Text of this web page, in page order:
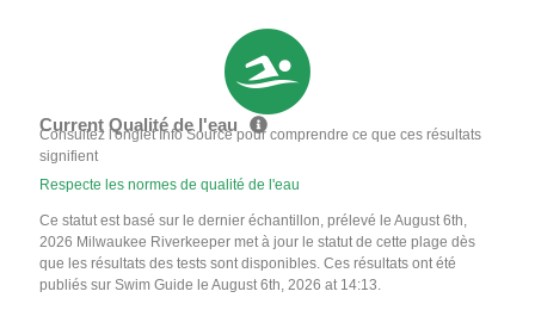
Current Qualité de l'eau
Consultez l'onglet Info Source pour comprendre ce que ces résultats
signifient
Respecte les normes de qualité de l'eau
Ce statut est basé sur le dernier échantillon, prélevé le August 6th,
2026 Milwaukee Riverkeeper met à jour le statut de cette plage dès
que les résultats des tests sont disponibles. Ces résultats ont été
publiés sur Swim Guide le August 6th, 2026 at 14:13.